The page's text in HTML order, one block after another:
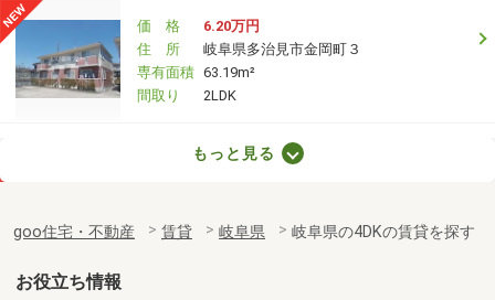
価 格
6.20万円
住 所
岐阜県多治見市金岡町３
専有面積 63.19m²
間取り
2LDK
専有面積
56.4m²
もっと見る
goo住宅・不動産 賃貸 岐阜県 岐阜県の4DKの賃貸を探す
お役立ち情報